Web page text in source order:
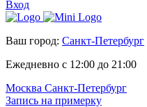
Вход
Ваш город: Санкт-Петербург
Ежедневно с 12:00 до 21:00
Москва Санкт-Петербург
Запись на примерку